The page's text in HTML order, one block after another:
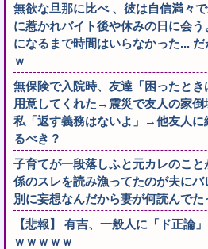
無欲な旦那に比べ 、彼は自信満々
に惹かれバイト後や休みの日に会
になるまで時間はいらなかった...
ｗ
無保険で入院時、友達「困ったと
用意してくれた→震災で友人の家倒
私「返す義務はないよ」→他友人に
るべき？
子育てが一段落しふと元カレのこ
係のスレを読み漁ってたのが夫に
別に妄想なんだから妻が何読んでた
【悲報】 有吉、一般人に「ド正論
ｗｗｗｗｗ